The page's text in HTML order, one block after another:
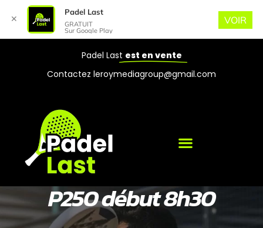
Padel Last est en vente
Contactez leroymediagroup@gmail.com
P250 début 8h30
✕
Padel Last
GRATUIT
Sur Google Play
VOIR